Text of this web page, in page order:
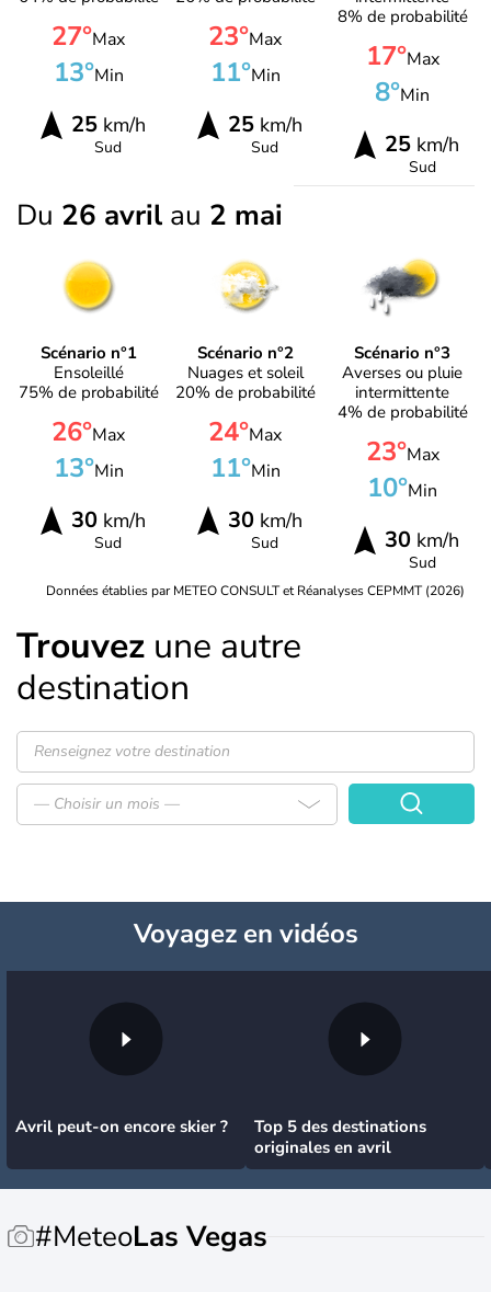
27°Max
13°Min
25km/h
Sud
23°Max
11°Min
25km/h
Sud
8% de probabilité
17°Max
8°Min
25 km/h
Sud
Du 26 avril au 2 mai
Scénario n°1
Ensoleillé
75% de probabilité
26°Max
13°Min
30km/h
Sud
Scénario n°2
Nuages et soleil
20% de probabilité
24°Max
11°Min
30km/h
Sud
Scénario n°3
Averses ou pluie
intermittente
4% de probabilité
23°Max
10°Min
30 km/h
Sud
Données établies par METEO CONSULT et Réanalyses CEPMMT (2026)
Trouvez une autre
destination
— Choisir un mois —
Voyagezen vidéos
Avril peut-on encore skier ?
Top 5 des destinations
originales en avril
#MeteoLas Vegas